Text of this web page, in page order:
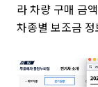
라 차량 구매 금
차종별 보조금